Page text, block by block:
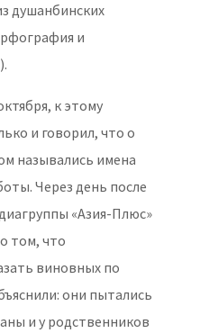
душанбинских
и
к этому
и говорил, что о
назывались имена
Через день после
«Азия-Плюс»
том, что
виновных по
они пытались
и у родственников